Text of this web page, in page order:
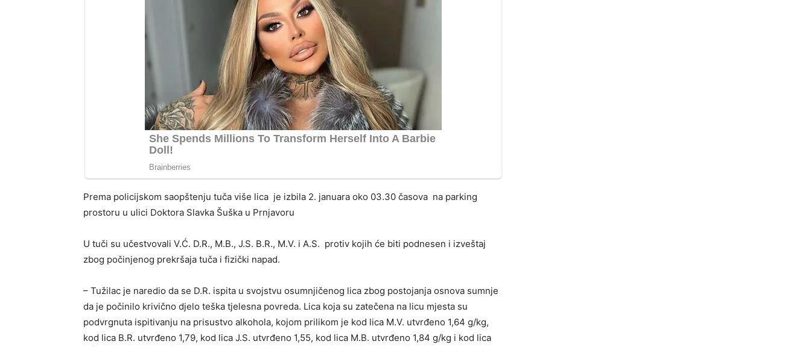
Prema policijskom saopštenju tuča više lica je izbila 2. januara oko 03.30 časova na parking
prostoru u ulici Doktora Slavka Šuška u Prnjavoru
U tuči su učestvovali V.Ć. D.R., M.B., J.S. B.R., M.V. i A.S. protiv kojih će biti podnesen i izveštaj
zbog počinjenog prekršaja tuča i fizički napad.
– Tužilac je naredio da se D.R. ispita u svojstvu osumnjičenog lica zbog postojanja osnova sumnje
da je počinilo krivično djelo teška tjelesna povreda. Lica koja su zatečena na licu mjesta su
podvrgnuta ispitivanju na prisustvo alkohola, kojom prilikom je kod lica M.V. utvrđeno 1,64 g/kg,
kod lica B.R. utvrđeno 1,79, kod lica J.S. utvrđeno 1,55, kod lica M.B. utvrđeno 1,84 g/kg i kod lica